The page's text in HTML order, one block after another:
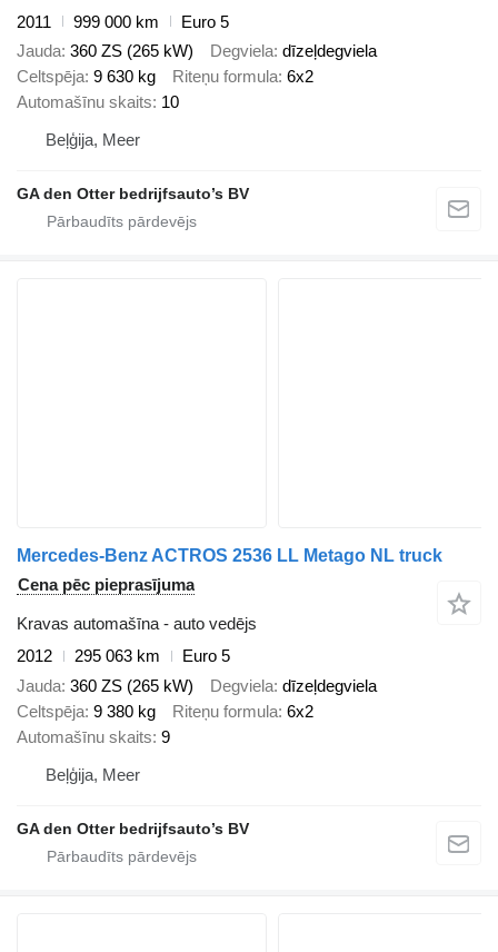
2011
999 000 km
Euro 5
Jauda 360 ZS (265 kW) Degviela dīzeļdegviela
Celtspēja 9 630 kg Riteņu formula 6x2
Automašīnu skaits 10
Beļģija, Meer
GA den Otter bedrijfsauto’s BV
Mercedes-Benz ACTROS 2536 LL Metago NL truck
Cena pēc pieprasījuma
Kravas automašīna - auto vedējs
2012
295 063 km
Euro 5
Jauda 360 ZS (265 kW) Degviela dīzeļdegviela
Celtspēja 9 380 kg Riteņu formula 6x2
Automašīnu skaits 9
Beļģija, Meer
GA den Otter bedrijfsauto’s BV